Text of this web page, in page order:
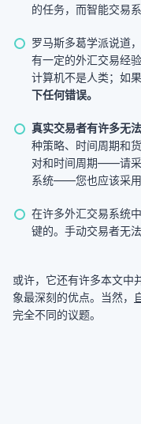
的任务，而智能交易
罗马斯多葛学派说道，
有一定的外汇交易经
计算机不是人类；如果
下任何错误。
真实交易者有许多无
种策略、时间周期和
对和时间周期——请采
系统——您也应该采用
在许多外汇交易系统中
键的。手动交易者无
或许，它还有许多本文中
象最深刻的优点。当然，
完全不同的议题。